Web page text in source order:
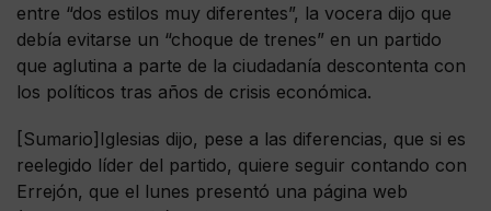
entre “dos estilos muy diferentes”, la vocera dijo que
debía evitarse un “choque de trenes” en un partido
que aglutina a parte de la ciudadanía descontenta con
los políticos tras años de crisis económica.
[Sumario]Iglesias dijo, pese a las diferencias, que si es
reelegido líder del partido, quiere seguir contando con
Errejón, que el lunes presentó una página web